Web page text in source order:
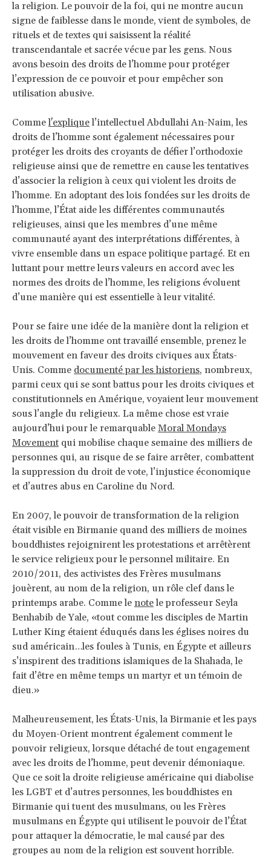
la religion. Le pouvoir de la foi, qui ne montre aucun
signe de faiblesse dans le monde, vient de symboles, de
rituels et de textes qui saisissent la réalité
transcendantale et sacrée vécue par les gens. Nous
avons besoin des droits de l’homme pour protéger
l’expression de ce pouvoir et pour empêcher son
utilisation abusive.
Commel'expliquel’intellectuel Abdullahi An-Naim, les
droits de l’homme sont également nécessaires pour
protéger les droits des croyants de défier l’orthodoxie
religieuse ainsi que de remettre en cause les tentatives
d’associer la religion à ceux qui violent les droits de
l’homme. En adoptant des lois fondées sur les droits de
l’homme, l’État aide les différentes communautés
religieuses, ainsi que les membres d’une même
communauté ayant des interprétations différentes, à
vivre ensemble dans un espace politique partagé. Et en
luttant pour mettre leurs valeurs en accord avec les
normes des droits de l’homme, les religions évoluent
d’une manière qui est essentielle à leur vitalité.
Pour se faire une idée de la manière dont la religion et
les droits de l’homme ont travaillé ensemble, prenez le
mouvement en faveur des droits civiques aux États-
Unis. Comme documenté par les historiens, nombreux,
parmi ceux qui se sont battus pour les droits civiques et
constitutionnels en Amérique, voyaient leur mouvement
sous l’angle du religieux. La même chose est vraie
aujourd’hui pour le remarquable Moral Mondays
Movement qui mobilise chaque semaine des milliers de
personnes qui, au risque de se faire arrêter, combattent
la suppression du droit de vote, l’injustice économique
et d’autres abus en Caroline du Nord.
En 2007, le pouvoir de transformation de la religion
était visible en Birmanie quand des milliers de moines
bouddhistes rejoignirent les protestations et arrêtèrent
le service religieux pour le personnel militaire. En
2010/2011, des activistes des Frères musulmans
jouèrent, au nom de la religion, un rôle clef dans le
printemps arabe. Comme le notele professeur Seyla
Benhabib de Yale, «tout comme les disciples de Martin
Luther King étaient éduqués dans les églises noires du
sud américain…les foules à Tunis, en Égypte et ailleurs
s’inspirent des traditions islamiques de la Shahada, le
fait d’être en même temps un martyr et un témoin de
dieu.»
Malheureusement, les États-Unis, la Birmanie et les pays
du Moyen-Orient montrent également comment le
pouvoir religieux, lorsque détaché de tout engagement
avec les droits de l’homme, peut devenir démoniaque.
Que ce soit la droite religieuse américaine qui diabolise
les LGBT et d’autres personnes, les bouddhistes en
Birmanie qui tuent des musulmans, ou les Frères
musulmans en Égypte qui utilisent le pouvoir de l’État
pour attaquer la démocratie, le mal causé par des
groupes au nom de la religion est souvent horrible.